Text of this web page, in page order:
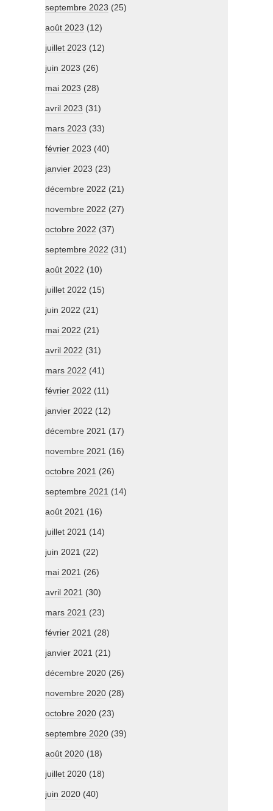
septembre 2023 (25)
août 2023 (12)
juillet 2023 (12)
juin 2023 (26)
mai 2023 (28)
avril 2023 (31)
mars 2023 (33)
février 2023 (40)
janvier 2023 (23)
décembre 2022 (21)
novembre 2022 (27)
octobre 2022 (37)
septembre 2022 (31)
août 2022 (10)
juillet 2022 (15)
juin 2022 (21)
mai 2022 (21)
avril 2022 (31)
mars 2022 (41)
février 2022 (11)
janvier 2022 (12)
décembre 2021 (17)
novembre 2021 (16)
octobre 2021 (26)
septembre 2021 (14)
août 2021 (16)
juillet 2021 (14)
juin 2021 (22)
mai 2021 (26)
avril 2021 (30)
mars 2021 (23)
février 2021 (28)
janvier 2021 (21)
décembre 2020 (26)
novembre 2020 (28)
octobre 2020 (23)
septembre 2020 (39)
août 2020 (18)
juillet 2020 (18)
juin 2020 (40)